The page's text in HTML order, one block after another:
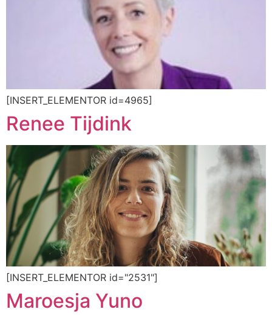
[INSERT_ELEMENTOR id=4965]
Renee Tijdink
[INSERT_ELEMENTOR id="2531"]
Maroesja Yuno